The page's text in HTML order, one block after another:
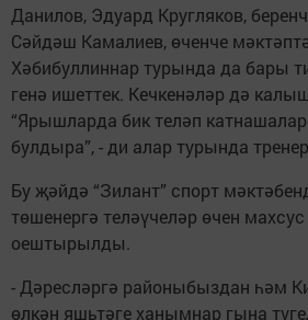
Данилов, Эдуард Кругляков,
Сәйдәш Камалиев, өченче
Хәбибуллиннар турында да бары
генә ишеттек. Кечкенәләр дә
“Ярышларда бик теләп
булдыра”, - ди алар турында
Бу җәйдә “Зилант” спорт
төшенергә теләүчеләр өчен
оештырылды.
- Дәресләргә районыбыздан һәм
өлкән яшьтәге ханымнар гына